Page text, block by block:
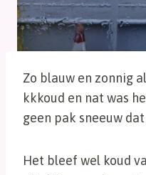
Zo blauw en zonnig
kkkoud en nat was
geen pak sneeuw
Het bleef wel koud